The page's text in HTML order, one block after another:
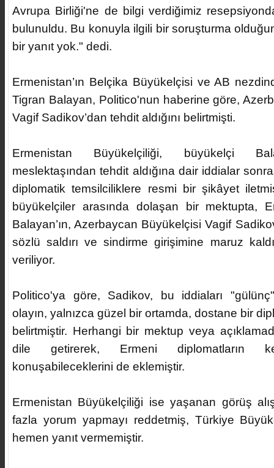
Avrupa Birliği'ne de bilgi verdiğimiz
bulunuldu. Bu konuyla ilgili bir soruşturma
bir yanıt yok." dedi.
Ermenistan’ın Belçika Büyükelçisi ve AB
Tigran Balayan, Politico'nun haberine göre,
Vagif Sadikov’dan tehdit aldığını belirtmişti.
Ermenistan Büyükelçiliği, büyükelçi
meslektaşından tehdit aldığına dair iddialar
diplomatik temsilciliklere resmi bir şikâyet
büyükelçiler arasında dolaşan bir mektupta,
Balayan’ın, Azerbaycan Büyükelçisi Vagif
sözlü saldırı ve sindirme girişimine maruz
veriliyor.
Politico'ya göre, Sadikov, bu iddiaları
olayın, yalnızca güzel bir ortamda, dostane bir
belirtmiştir. Herhangi bir mektup veya
dile getirerek, Ermeni diplomatların
konuşabileceklerini de eklemiştir.
Ermenistan Büyükelçiliği ise yaşanan görüş
fazla yorum yapmayı reddetmiş, Türkiye
hemen yanıt vermemiştir.